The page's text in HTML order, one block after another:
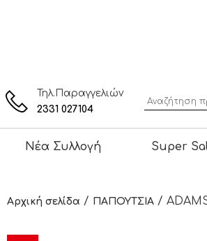
Τηλ.Παραγγελιών
2331 027104
Νέα Συλλογή Super
Αρχική σελίδα / ΠΑΠΟΥΤΣΙΑ /